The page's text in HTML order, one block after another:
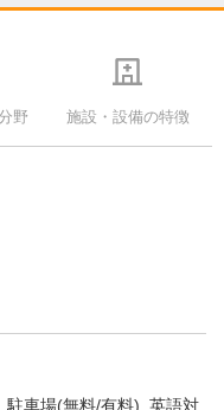
野 施設・設備の特徴
駐車場(無料/有料) 英語対